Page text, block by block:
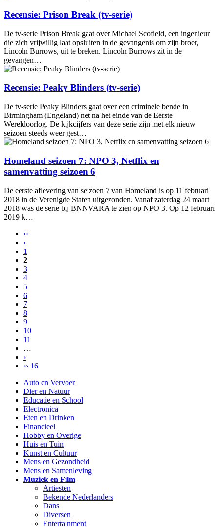
Recensie: Prison Break (tv-serie)
De tv-serie Prison Break gaat over Michael Scofield, een ingenieur
die zich vrijwillig laat opsluiten in de gevangenis om zijn broer,
Lincoln Burrows, uit te breken. Lincoln Burrows zit in de
gevangen…
Recensie: Peaky Blinders (tv-serie)
De tv-serie Peaky Blinders gaat over een criminele bende in
Birmingham (Engeland) net na het einde van de Eerste
Wereldoorlog. De kijkcijfers van deze serie zijn met elk nieuw
seizoen steeds weer gest…
Homeland seizoen 7: NPO 3, Netflix en
samenvatting seizoen 6
De eerste aflevering van seizoen 7 van Homeland is op 11 februari
2018 in de Verenigde Staten uitgezonden. Vanaf zaterdag 24 maart
2018 was de serie bij BNNVARA te zien op NPO 3. Op 12 februari
2019 k…
‹‹
‹
1
2
3
4
5
6
7
8
9
10
11
…
›
›› 16
Auto en Vervoer
Dier en Natuur
Educatie en School
Electronica
Eten en Drinken
Financieel
Hobby en Overige
Huis en Tuin
Kunst en Cultuur
Mens en Gezondheid
Mens en Samenleving
Muziek en Film
Artiesten
Bekende Nederlanders
Dans
Diversen
Entertainment